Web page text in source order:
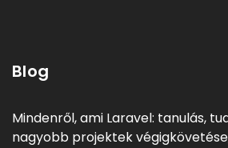
Blog
Mindenről, ami Laravel: tanulás,
nagyobb projektek